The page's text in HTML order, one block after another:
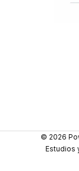
© 2026
Estudios